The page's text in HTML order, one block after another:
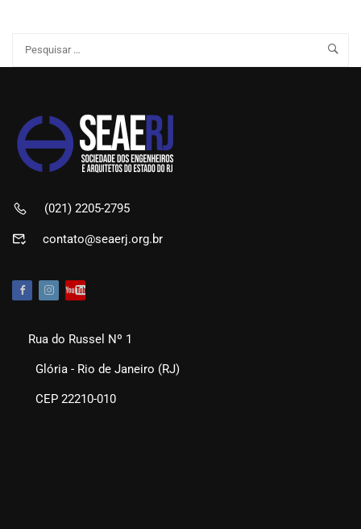
(021) 2205-2795
contato@seaerj.org.br
Rua do Russel Nº 1
Glória - Rio de Janeiro (RJ)
CEP 22210-010